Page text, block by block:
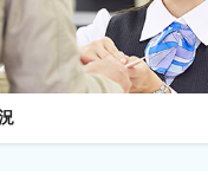
況